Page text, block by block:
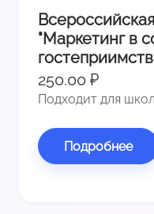
"Маркетинг в
250.00 ₽
Подходит для
Подробнее